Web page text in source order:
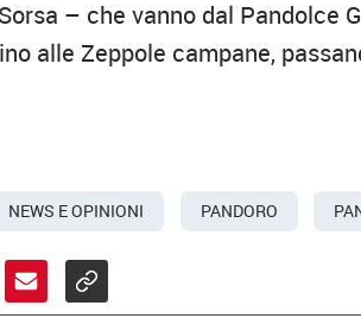
– che vanno dal Pandolce
alle Zeppole campane,
NEWS E OPINIONI PANDORO